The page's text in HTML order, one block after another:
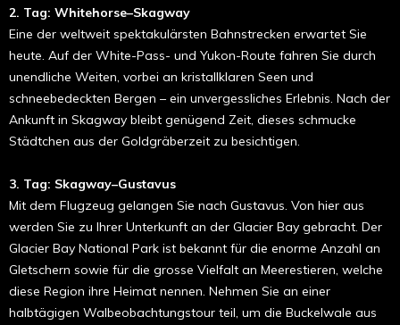
2. Tag: Whitehorse–Skagway
Eine der weltweit spektakulärsten Bahnstrecken erwartet Sie
heute. Auf der White-Pass- und Yukon-Route fahren Sie durch
unendliche Weiten, vorbei an kristallklaren Seen und
schneebedeckten Bergen – ein unvergessliches Erlebnis. Nach der
Ankunft in Skagway bleibt genügend Zeit, dieses schmucke
Städtchen aus der Goldgräberzeit zu besichtigen.
3. Tag: Skagway–Gustavus
Mit dem Flugzeug gelangen Sie nach Gustavus. Von hier aus
werden Sie zu Ihrer Unterkunft an der Glacier Bay gebracht. Der
Glacier Bay National Park ist bekannt für die enorme Anzahl an
Gletschern sowie für die grosse Vielfalt an Meerestieren, welche
diese Region ihre Heimat nennen. Nehmen Sie an einer
halbtägigen Walbeobachtungstour teil, um die Buckelwale aus